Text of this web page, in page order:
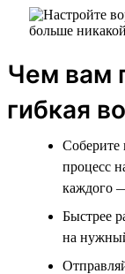
Чем вам
гибкая
Соберите
процесс
каждого
Быстрее
на